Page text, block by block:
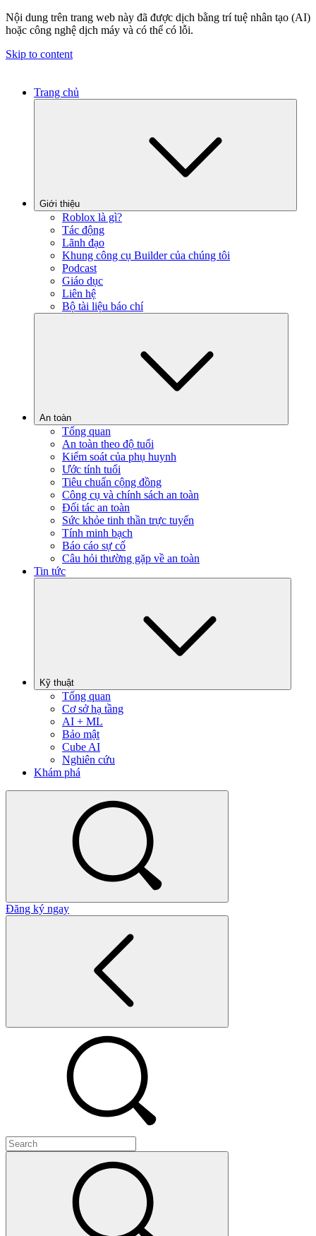
Nội dung trên trang web này đã được dịch bằng trí tuệ nhân tạo (AI)
hoặc công nghệ dịch máy và có thể có lỗi.
Skip to content
Trang chủ
Giới thiệu
Roblox là gì?
Tác động
Lãnh đạo
Khung công cụ Builder của chúng tôi
Podcast
Giáo dục
Liên hệ
Bộ tài liệu báo chí
An toàn
Tổng quan
An toàn theo độ tuổi
Kiểm soát của phụ huynh
Ước tính tuổi
Tiêu chuẩn cộng đồng
Công cụ và chính sách an toàn
Đối tác an toàn
Sức khỏe tinh thần trực tuyến
Tính minh bạch
Báo cáo sự cố
Câu hỏi thường gặp về an toàn
Tin tức
Kỹ thuật
Tổng quan
Cơ sở hạ tầng
AI + ML
Bảo mật
Cube AI
Nghiên cứu
Khám phá
Đăng ký ngay